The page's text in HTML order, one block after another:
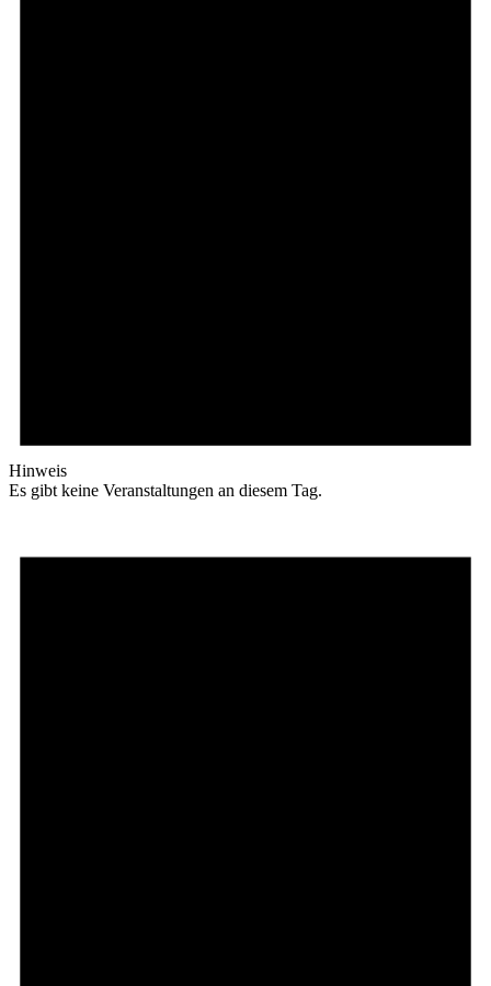
Hinweis
Es gibt keine Veranstaltungen an diesem Tag.